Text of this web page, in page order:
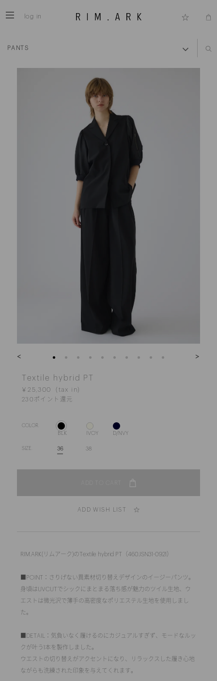
log in
PANTS
< >
Textile hybrid PT
￥25,300
230 ポイント還元
COLOR.
BLK IVOY D/NVY
SIZE. 36 38
ADD WISH LIST
RIM.ARK(リムアーク)のTextile hybrid PT（460JSN31-0921）
■POINT：さりげない異素材切り替えデザインのイージーパンツ。
身頃はUVCUTでシックにまとまる落ち感が魅力のツイル生地、ウ
エストは微光沢で薄手の高密度なポリエステル生地を使用しまし
た。
■DETAIL：気負いなく履けるのにカジュアルすぎず、モードなルッ
クが叶う1本を製作しました。
ウエストの切り替えがアクセントになり、リラックスした履き心地
ながらも洗練された印象を与えてくれます。